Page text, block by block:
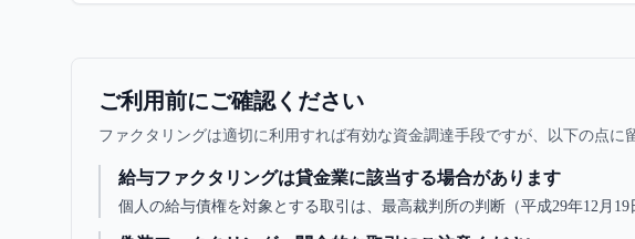
ご利用前にご確認ください
ファクタリングは適切に利用すれば有効な資金調達手段ですが、以下の点に
給与ファクタリングは貸金業に該当する場合があります
個人の給与債権を対象とする取引は、最高裁判所の判断（平成29年12月